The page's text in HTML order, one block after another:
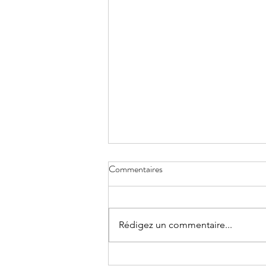
Saut et point G
Commentaires
Rédigez un commentaire...